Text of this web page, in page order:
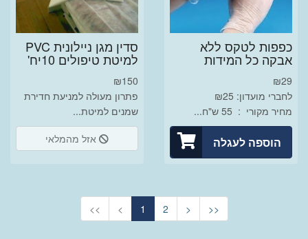
כפפות לטקס ללא
אבקה כל המידות
₪29
לחברי מועדון: ₪25
מחיר מקורי : 55 ש"ח...
הוספה לעגלה
סדין מגן ניילונית PVC
למיטת טיפולים 10יח'
₪150
פתרון מעולה למניעת חדירת
שמנים למיטת...
אזל מהמלאי
<< < 1 2 > >>